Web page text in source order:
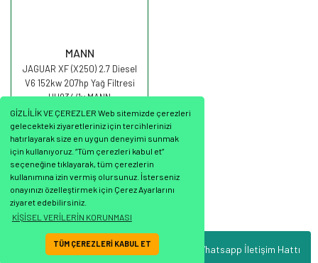
GİZLİLİK VE ÇEREZLER Web sitemizde çerezleri
gelecekteki ziyaretleriniz için tercihlerinizi
hatırlayarak size en uygun deneyimi sunmak
için kullanıyoruz. “Tüm çerezleri kabul et”
seçeneğine tıklayarak, tüm çerezlerin
kullanımına izin vermiş olursunuz. İsterseniz
onayınızı özelleştirmek için Çerez Ayarlarını
ziyaret edebilirsiniz.
KİŞİSEL VERİLERİN KORUNMASI
TÜM ÇEREZLERİ KABUL ET Whatsapp İletişim Hattı
MANN
JAGUAR XF (X250) 2.7 Diesel
V6 152kw 207hp Yağ Filtresi
HU934/1x MANN
629,11 TL